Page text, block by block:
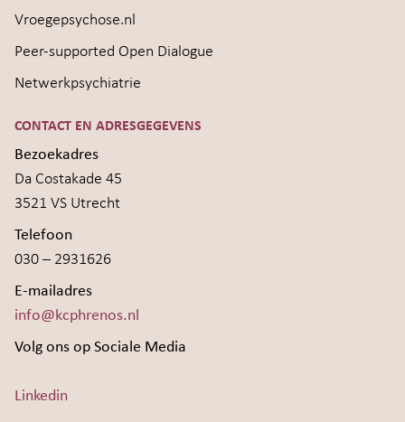
Vroegepsychose.nl
Peer-supported Open Dialogue
Netwerkpsychiatrie
CONTACT EN ADRESGEGEVENS
Bezoekadres
Da Costakade 45
3521 VS Utrecht
Telefoon
030 – 2931626
E-mailadres
info@kcphrenos.nl
Volg ons op Sociale Media
Linkedin